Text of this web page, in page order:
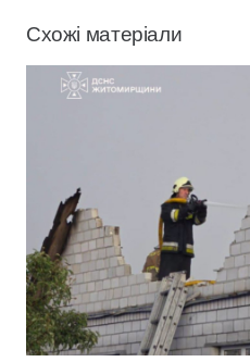
Схожі матеріали